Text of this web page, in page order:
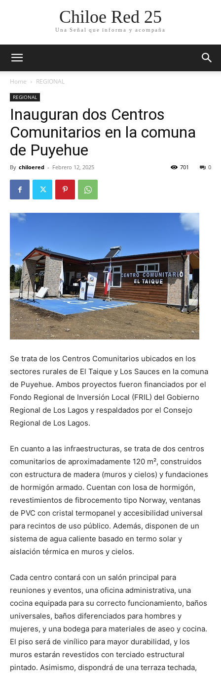
Chiloe Red 25
Una Señal que informa y acompaña
Home REGIONAL
REGIONAL
Inauguran dos Centros
Comunitarios en la comuna
de Puyehue
By chiloered - Febrero 12, 2025 0
701
Se trata de los Centros Comunitarios ubicados en los
sectores rurales de El Taique y Los Sauces en la comuna
de Puyehue. Ambos proyectos fueron financiados por el
Fondo Regional de Inversión Local (FRIL) del Gobierno
Regional de Los Lagos y respaldados por el Consejo
Regional de Los Lagos.
En cuanto a las infraestructuras, se trata de dos centros
comunitarios de aproximadamente 120 m², construidos
con estructura de madera (muros y cielos) y fundaciones
de hormigón armado. Cuentan con losa de hormigón,
revestimientos de fibrocemento tipo Norway, ventanas
de PVC con cristal termopanel y accesibilidad universal
para recintos de uso público. Además, disponen de un
sistema de agua caliente basado en termo solar y
aislación térmica en muros y cielos.
Cada centro contará con un salón principal para
reuniones y eventos, una oficina administrativa, una
cocina equipada para su correcto funcionamiento, baños
universales, baños diferenciados para hombres y
mujeres, y una bodega para materiales de aseo y cocina.
El piso será de vinílico para mayor durabilidad, y los
muros estarán revestidos con terciado estructural
pintado. Asimismo, dispondrá de una terraza techada,